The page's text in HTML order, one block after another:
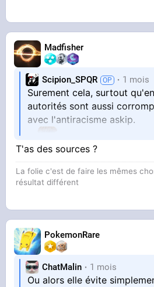
Madfisher
Scipion_SPQR 1 mois
Surement cela, surtout
autorités sont aussi
avec l'antiracisme askip.
T'as des sources ?
La folie c'est de faire les mêmes
résultat différent
PokemonRare
ChatMalin 1 mois
Ou alors elle évite